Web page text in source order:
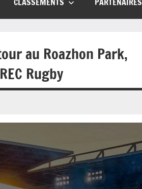
CLASSEMENTS PARTENAIRES
au Roazhon Park,
Rugby